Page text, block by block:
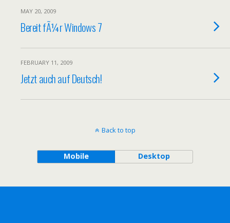
MAY 20, 2009
Bereit fÃ¼r Windows 7
FEBRUARY 11, 2009
Jetzt auch auf Deutsch!
Back to top
Mobile Desktop